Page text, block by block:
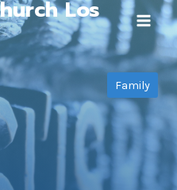
Los
Family